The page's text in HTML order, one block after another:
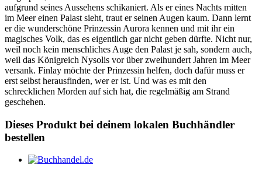
aufgrund seines Aussehens schikaniert. Als er eines Nachts mitten
im Meer einen Palast sieht, traut er seinen Augen kaum. Dann lernt
er die wunderschöne Prinzessin Aurora kennen und mit ihr ein
magisches Volk, das es eigentlich gar nicht geben dürfte. Nicht nur,
weil noch kein menschliches Auge den Palast je sah, sondern auch,
weil das Königreich Nysolis vor über zweihundert Jahren im Meer
versank. Finlay möchte der Prinzessin helfen, doch dafür muss er
erst selbst herausfinden, wer er ist. Und was es mit den
schrecklichen Morden auf sich hat, die regelmäßig am Strand
geschehen.
Dieses Produkt bei deinem lokalen Buchhändler
bestellen